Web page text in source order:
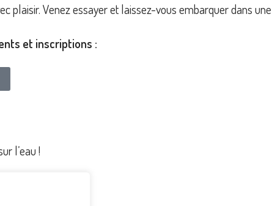
plaisir. Venez essayer et laissez-vous embarquer dans
et inscriptions :
l’eau !